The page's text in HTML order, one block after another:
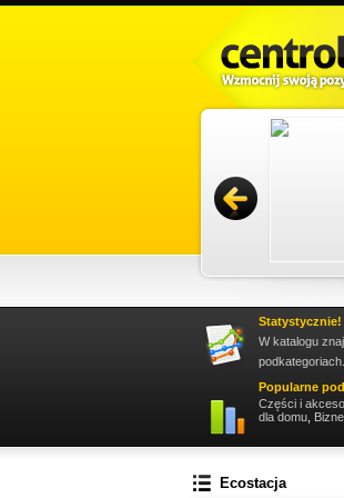
Sopot. Firma zapewnia bieżący nadzór nad
Statystycznie!
W katalogu
Popularne
Części i
dla domu
Ecostacja